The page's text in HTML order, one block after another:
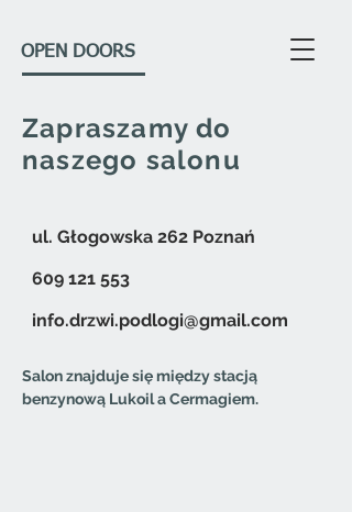
OPEN DOORS
Zapraszamy do
naszego salonu
ul. Głogowska 262 Poznań
609 121 553
info.drzwi.podlogi@gmail.com
Salon znajduje się między stacją
benzynową Lukoil a Cermagiem.